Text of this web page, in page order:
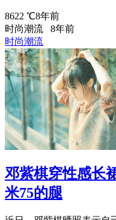
8622 ℃8年前
时尚潮流
8年前
时尚潮流
邓紫棋穿性感长
米75的腿